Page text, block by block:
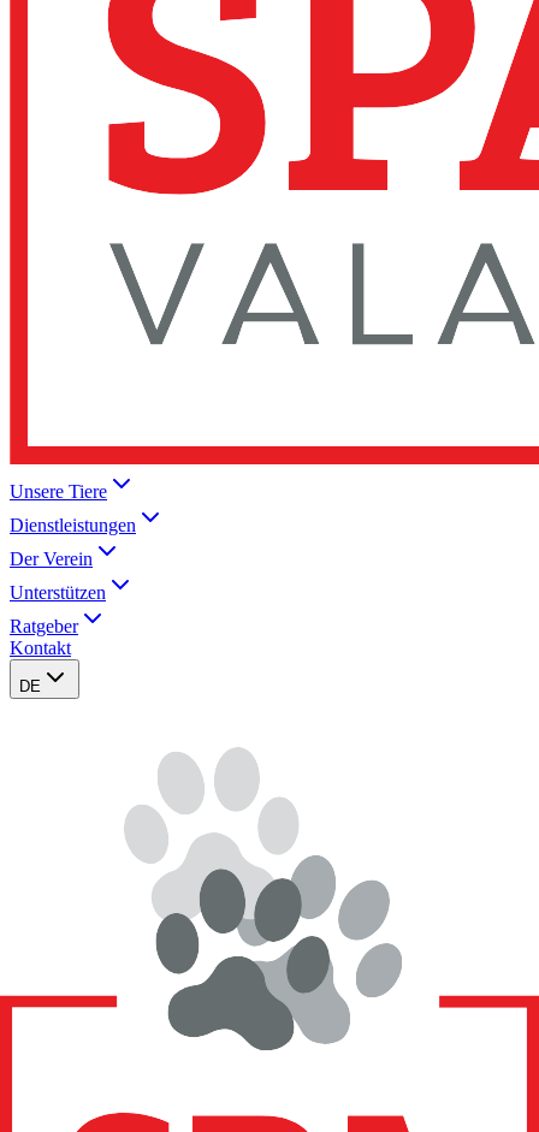
Unsere Tiere
Dienstleistungen
Der Verein
Unterstützen
Ratgeber
Kontakt
DE